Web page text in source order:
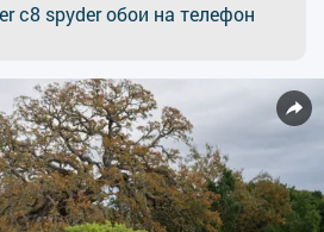
c8 spyder обои на телефон